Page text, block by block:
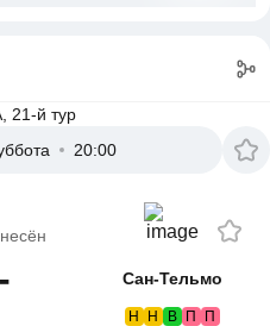
21-й тур
20:00
- Сан-Тельмо
Н Н В П П